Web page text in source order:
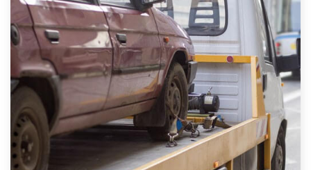
auto gratis ophalen in Nieuwerkerk aan den IJssel
Neem telefonisch contact op of maak een
terugbelafspraak. Wilt u direct een tweedehands auto
onderdelen offerte aanvragen? Dat kan via de
Onderdelenlijn! Vul uw kenteken in en druk op
verzenden.
Wij kunnen u helpen met de inkoop van auto's van
eigenlijk alle merken, zoals Alfa Romeo, Audi, BMW,